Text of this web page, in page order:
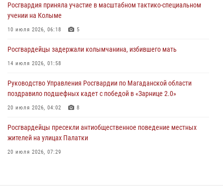
15 июля 2026, 06:21
Кинологический тандем из Магадана завоевал бронзу на
15 июля 2026, 04:34
Росгвардия приняла участие в масштабном тактико-специальном
учении на Колыме
10 июля 2026, 06:18 5
Росгвардейцы задержали колымчанина, избившего мать
14 июля 2026, 01:58
Руководство Управления Росгвардии по Магаданской области
поздравило подшефных кадет с победой в «Зарнице 2.0»
20 июля 2026, 04:02 8
Росгвардейцы пресекли антиобщественное поведение местных
жителей на улицах Палатки
20 июля 2026, 07:29
16 июля 2026, 03:27 6